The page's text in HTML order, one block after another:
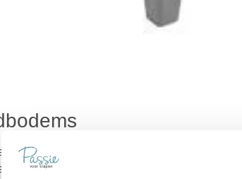
vind je naast de schotelbodems ook
schotelbodem uniek maakt is dat je de